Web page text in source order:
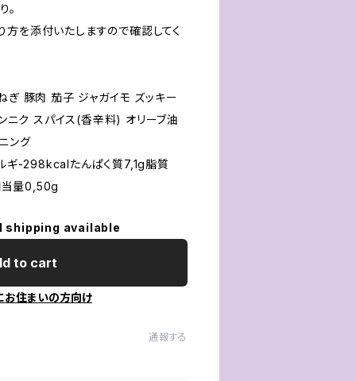
を添付いたしますので確認してく
豚肉 茄子 ジャガイモ ズッキー
ニク スパイス(香辛料) オリーブ油
ング
ギ-298kcalたんぱく質7,1g脂質
量0,50g
shipping available
to cart
お住まいの方向け
通報する